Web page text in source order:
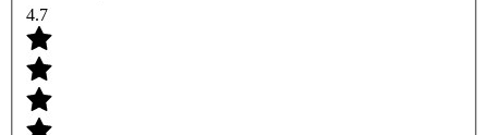
4.7